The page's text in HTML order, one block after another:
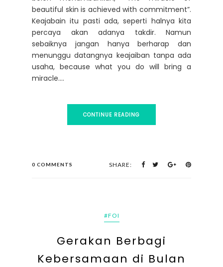
beautiful skin is achieved with commitment”.
Keajabain itu pasti ada, seperti halnya kita
percaya akan adanya takdir. Namun
sebaiknya jangan hanya berharap dan
menunggu datangnya keajaiban tanpa ada
usaha, because what you do will bring a
miracle....
CONTINUE READING
0 COMMENTS SHARE:
#FOI
Gerakan Berbagi
Kebersamaan di Bulan